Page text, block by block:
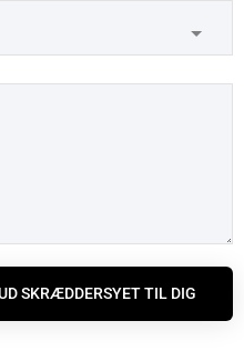
SKRÆDDERSYET TIL DIG